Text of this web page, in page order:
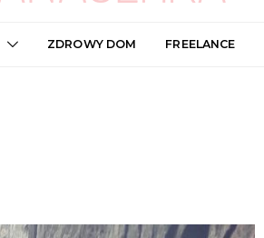
ZDROWY DOM FREELANCE